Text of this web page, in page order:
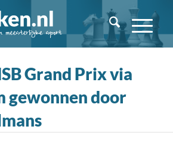
Grand Prix via
gewonnen door